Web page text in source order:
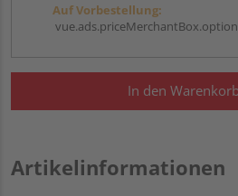
Auf Vorbestellung:
In den Warenkorb
Artikelinformationen